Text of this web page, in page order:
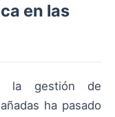
en las
la gestión de
ha pasado